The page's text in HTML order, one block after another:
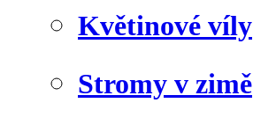
Květinové víly
Stromy v zimě